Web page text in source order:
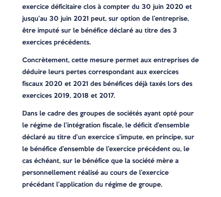
exercice déficitaire clos à compter du 30 juin 2020 et
jusqu’au 30 juin 2021 peut, sur option de l’entreprise,
être imputé sur le bénéfice déclaré au titre des 3
exercices précédents.
Concrètement, cette mesure permet aux entreprises de
déduire leurs pertes correspondant aux exercices
fiscaux 2020 et 2021 des bénéfices déjà taxés lors des
exercices 2019, 2018 et 2017.
Dans le cadre des groupes de sociétés ayant opté pour
le régime de l’intégration fiscale, le déficit d’ensemble
déclaré au titre d’un exercice s’impute, en principe, sur
le bénéfice d’ensemble de l’exercice précédent ou, le
cas échéant, sur le bénéfice que la société mère a
personnellement réalisé au cours de l’exercice
précédant l’application du régime de groupe.